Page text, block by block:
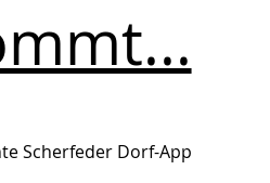
Scherfeder Dorf-App